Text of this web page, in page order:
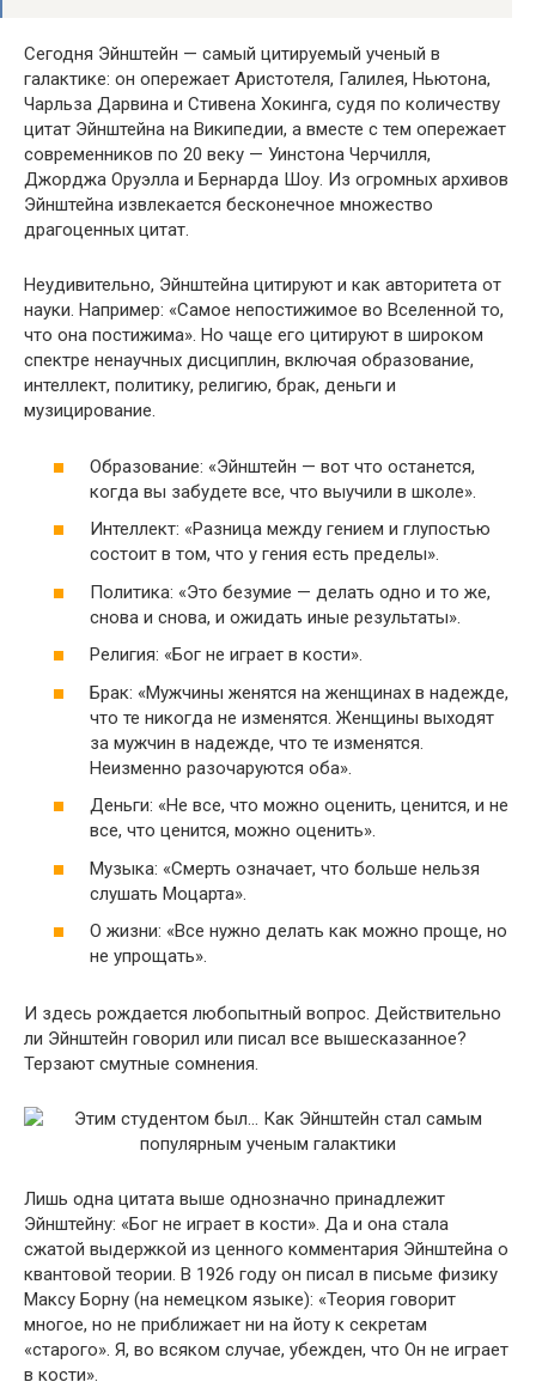
Сегодня Эйнштейн — самый цитируемый ученый в
галактике: он опережает Аристотеля, Галилея, Ньютона,
Чарльза Дарвина и Стивена Хокинга, судя по количеству
цитат Эйнштейна на Википедии, а вместе с тем опережает
современников по 20 веку — Уинстона Черчилля,
Джорджа Оруэлла и Бернарда Шоу. Из огромных архивов
Эйнштейна извлекается бесконечное множество
драгоценных цитат.
Неудивительно, Эйнштейна цитируют и как авторитета от
науки. Например: «Самое непостижимое во Вселенной то,
что она постижима». Но чаще его цитируют в широком
спектре ненаучных дисциплин, включая образование,
интеллект, политику, религию, брак, деньги и
музицирование.
Образование: «Эйнштейн — вот что останется,
когда вы забудете все, что выучили в школе».
Интеллект: «Разница между гением и глупостью
состоит в том, что у гения есть пределы».
Политика: «Это безумие — делать одно и то же,
снова и снова, и ожидать иные результаты».
Религия: «Бог не играет в кости».
Брак: «Мужчины женятся на женщинах в надежде,
что те никогда не изменятся. Женщины выходят
за мужчин в надежде, что те изменятся.
Неизменно разочаруются оба».
Деньги: «Не все, что можно оценить, ценится, и не
все, что ценится, можно оценить».
Музыка: «Смерть означает, что больше нельзя
слушать Моцарта».
О жизни: «Все нужно делать как можно проще, но
не упрощать».
И здесь рождается любопытный вопрос. Действительно
ли Эйнштейн говорил или писал все вышесказанное?
Терзают смутные сомнения.
Лишь одна цитата выше однозначно принадлежит
Эйнштейну: «Бог не играет в кости». Да и она стала
сжатой выдержкой из ценного комментария Эйнштейна о
квантовой теории. В 1926 году он писал в письме физику
Максу Борну (на немецком языке): «Теория говорит
многое, но не приближает ни на йоту к секретам
«старого». Я, во всяком случае, убежден, что Он не играет
в кости».